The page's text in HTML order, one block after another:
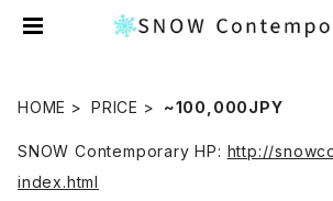
HOME PRICE ~100,000JPY
SNOW Contemporary HP: http://
index.html